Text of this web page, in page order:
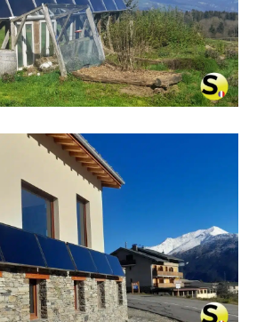
SOLAIRE À MIRIBEL-
ÉCHELLES (38380)
SOLAIRE SOLISART À
AUSSOIS (73500)